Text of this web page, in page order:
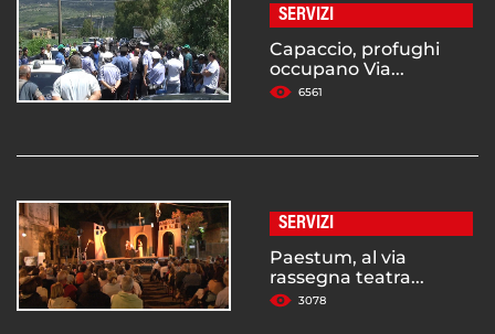
SERVIZI
Capaccio, profughi
occupano Via...
6561
SERVIZI
Paestum, al via
rassegna teatra...
3078